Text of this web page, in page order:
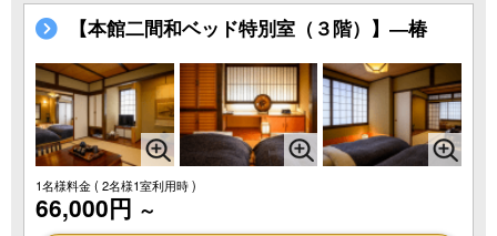
【本館二間和ベッド特別室（３階）】―椿
1名様料金( 2名様1室利用時 )
66,000円 ～